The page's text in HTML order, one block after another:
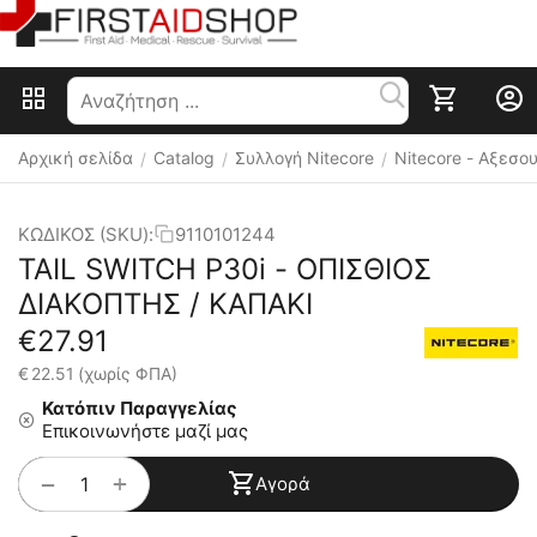
Αρχική σελίδα / Catalog / Συλλογή Nitecore / Nitecore -
ΚΩΔΙΚΟΣ (SKU): 9110101244
TAIL SWITCH P30i - ΟΠΙΣΘΙΟΣ
ΔΙΑΚΟΠΤΗΣ / ΚΑΠΑΚΙ
€27.91
€22.51 (χωρίς ΦΠΑ)
Κατόπιν Παραγγελίας
Επικοινωνήστε μαζί μας
+
− Αγορά